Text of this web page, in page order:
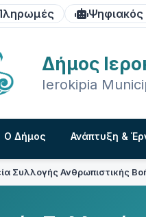
Δήμος
Ierokipia
Ο Δήμος Ανάπτυξη &
Συλλογής Ανθρωπιστικής